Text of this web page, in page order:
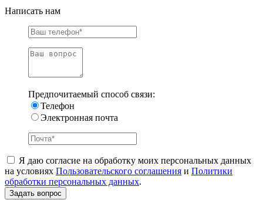
Написать нам
Предпочитаемый способ связи:
Телефон
Электронная почта
Я даю согласие на обработку моих персональных данных
на условиях Пользовательского соглашения и Политики
обработки персональных данных.